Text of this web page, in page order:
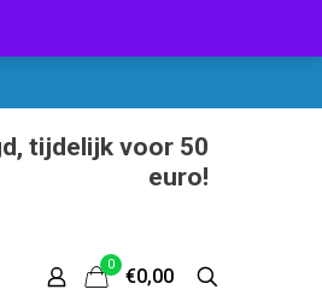
tijdelijk voor 50
euro!
0
€0,00